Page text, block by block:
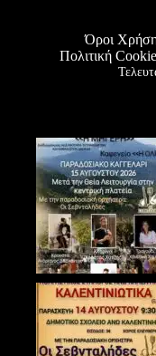
Όροι
Πολιτική